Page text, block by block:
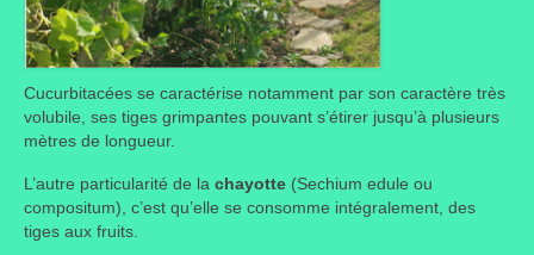
Cucurbitacées se caractérise notamment par son caractère très
volubile, ses tiges grimpantes pouvant s’étirer jusqu’à plusieurs
mètres de longueur.
L’autre particularité de la chayotte (Sechium edule ou
compositum), c’est qu’elle se consomme intégralement, des
tiges aux fruits.